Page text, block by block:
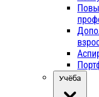
Учёба